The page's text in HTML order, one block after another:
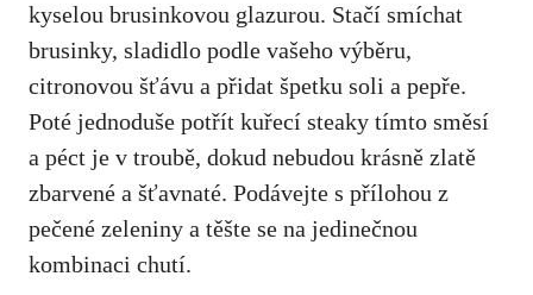
kyselou brusinkovou glazurou. Stačí smíchat
brusinky, sladidlo podle vašeho výběru,
citronovou šťávu a přidat špetku soli a pepře.
Poté jednoduše potřít kuřecí steaky tímto směsí
a péct je v troubě, dokud nebudou krásně zlatě
zbarvené a šťavnaté. Podávejte s přílohou z
pečené zeleniny a těšte se na jedinečnou
kombinaci chutí.